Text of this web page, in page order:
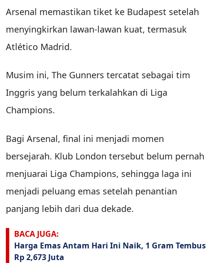
Arsenal memastikan tiket ke Budapest setelah
menyingkirkan lawan-lawan kuat, termasuk
Atlético Madrid.
Musim ini, The Gunners tercatat sebagai tim
Inggris yang belum terkalahkan di Liga
Champions.
Bagi Arsenal, final ini menjadi momen
bersejarah. Klub London tersebut belum pernah
menjuarai Liga Champions, sehingga laga ini
menjadi peluang emas setelah penantian
panjang lebih dari dua dekade.
BACA JUGA:
Harga Emas Antam Hari Ini Naik, 1 Gram Tembus
Rp 2,673 Juta